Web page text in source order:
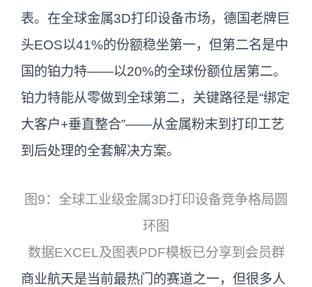
表。在全球金属3D打印设备市场，德国老牌巨
头EOS以41%的份额稳坐第一，但第二名是中
国的铂力特——以20%的全球份额位居第二。
铂力特能从零做到全球第二，关键路径是“绑定
大客户+垂直整合”——从金属粉末到打印工艺
到后处理的全套解决方案。
图9：全球工业级金属3D打印设备竞争格局圆
环图
数据EXCEL及图表PDF模板已分享到会员群
商业航天是当前最热门的赛道之一，但很多人